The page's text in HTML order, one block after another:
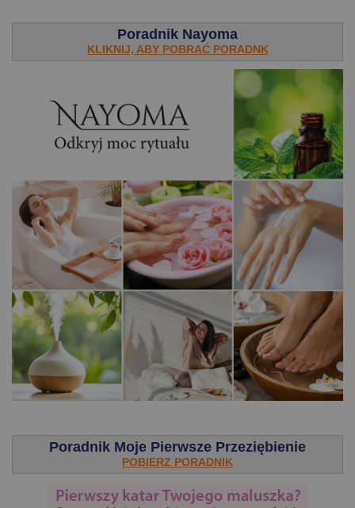
Poradnik Nayoma
KLIKNIJ, ABY POBRAĆ PORADNK
Poradnik Moje Pierwsze Przeziębienie
POBIERZ PORADNIK